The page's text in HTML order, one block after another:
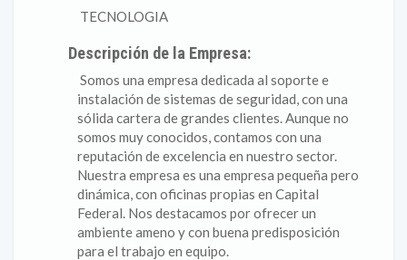
TECNOLOGIA
Descripción de la Empresa:
Somos una empresa dedicada al soporte e
instalación de sistemas de seguridad, con una
sólida cartera de grandes clientes. Aunque no
somos muy conocidos, contamos con una
reputación de excelencia en nuestro sector.
Nuestra empresa es una empresa pequeña pero
dinámica, con oficinas propias en Capital
Federal. Nos destacamos por ofrecer un
ambiente ameno y con buena predisposición
para el trabajo en equipo.